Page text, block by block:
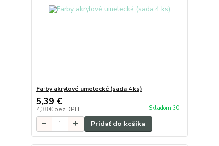
Farby akrylové umelecké (sada 4 ks)
5,39 €
4,38 € bez DPH Skladom 30
Pridať do košíka